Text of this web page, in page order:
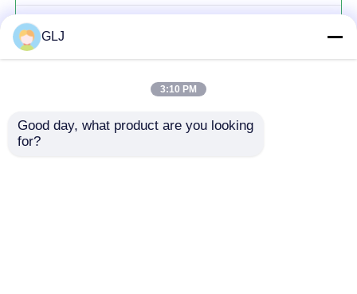
GLJ
3:10 PM
Good day, what product are you looking
for?